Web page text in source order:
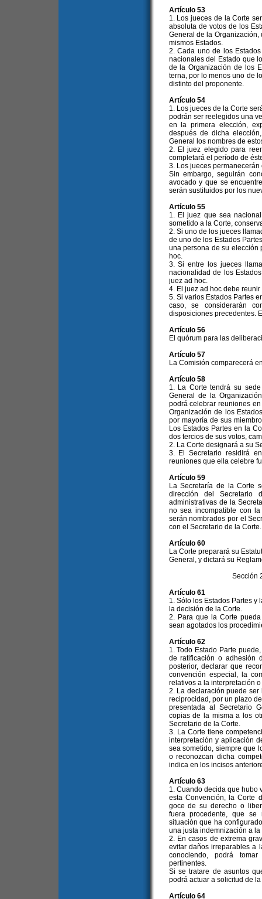
Artículo 53
1. Los jueces de la Corte
absoluta de votos de los
General de la
mismos Estados.
2. Cada uno de los
nacionales del Estado que
de la Organización de los
terna, por lo menos uno de
distinto del proponente.
Artículo 54
1. Los jueces de la Corte
podrán ser reelegidos una
en la primera elección,
después de dicha
General los nombres de
2. El juez elegido para
completará el período de
3. Los jueces
Sin embargo, seguirán
avocado y que se
serán sustituidos por los
Artículo 55
1. El juez que sea
sometido a la Corte,
2. Si uno de los jueces
de uno de los Estados
una persona de su elección
hoc.
3. Si entre los jueces
nacionalidad de los
juez ad hoc.
4. El juez ad hoc debe
5. Si varios Estados Partes
caso, se considerarán
disposiciones precedentes.
Artículo 56
El quórum para las
Artículo 57
La Comisión comparecerá
Artículo 58
1. La Corte tendrá su
General de la
podrá celebrar reuniones
Organización de los
por mayoría de sus
Los Estados Partes en la
dos tercios de sus votos,
2. La Corte designará a su
3. El Secretario residirá
reuniones que ella celebre
Artículo 59
La Secretaría de la Corte
dirección del
administrativas de la
no sea incompatible con
serán nombrados por el
con el Secretario de la Corte.
Artículo 60
La Corte preparará su
General, y dictará su
Sección
Artículo 61
1. Sólo los Estados Partes y
la decisión de la Corte.
2. Para que la Corte
sean agotados los
Artículo 62
1. Todo Estado Parte
de ratificación o adhesión
posterior, declarar que
convención especial, la
relativos a la interpretación
2. La declaración puede
reciprocidad, por un plazo
presentada al Secretario
copias de la misma a los
Secretario de la Corte.
3. La Corte tiene
interpretación y aplicación
sea sometido, siempre que
o reconozcan dicha
indica en los incisos
Artículo 63
1. Cuando decida que hubo
esta Convención, la Corte
goce de su derecho o
fuera procedente, que
situación que ha
una justa indemnización a
2. En casos de extrema
evitar daños irreparables a
conociendo, podrá
pertinentes.
Si se tratare de asuntos
podrá actuar a solicitud de
Artículo 64